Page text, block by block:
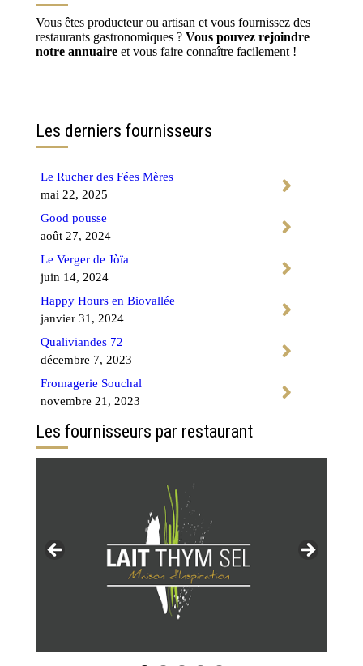
Vous êtes producteur ou artisan et vous fournissez des
restaurants gastronomiques ? Vous pouvez rejoindre
notre annuaire et vous faire connaître facilement !
Les derniers fournisseurs
Le Rucher des Fées Mères
mai 22, 2025
Good pousse
août 27, 2024
Le Verger de Jòïa
juin 14, 2024
Happy Hours en Biovallée
janvier 31, 2024
Qualiviandes 72
décembre 7, 2023
Fromagerie Souchal
novembre 21, 2023
Les fournisseurs par restaurant